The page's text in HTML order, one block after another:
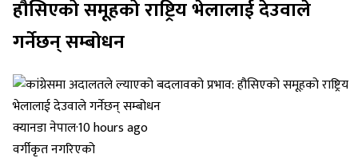
हौसिएको समूहको राष्ट्रिय भेलालाई देउवाले
गर्नेछन् सम्बोधन
क्यानडा नेपाल·10 hours ago
वर्गीकृत नगरिएको